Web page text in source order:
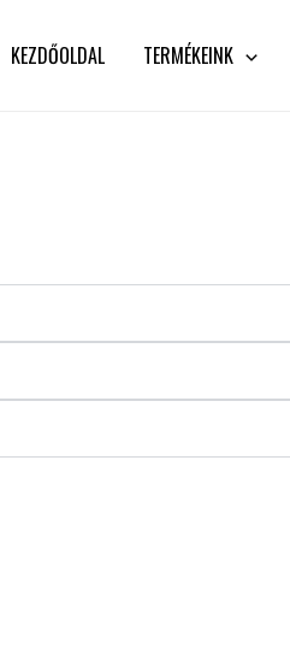
KEZDŐOLDAL TERMÉKEINK